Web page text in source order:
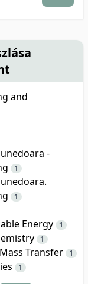
and
-
1
1
Energy 1
1
Transfer 1
1